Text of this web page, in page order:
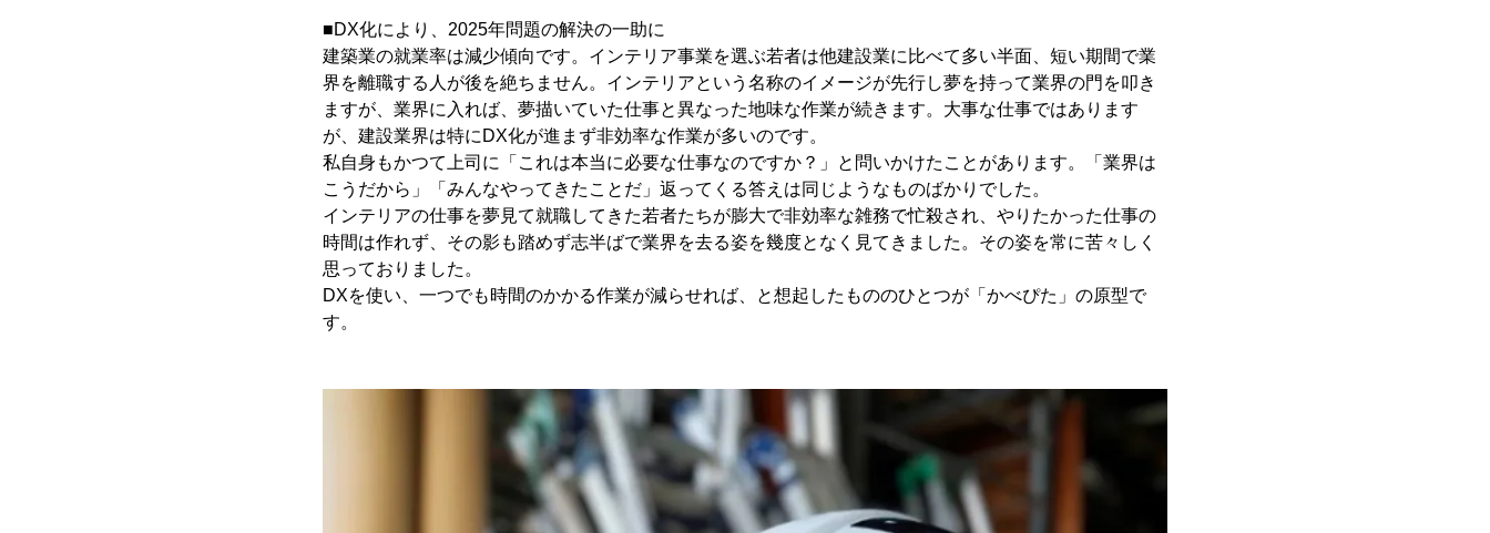
■DX化により、2025年問題の解決の一助に
建築業の就業率は減少傾向です。インテリア事業を選ぶ若者は他建設業に比べて多い半面、短い期間で業
界を離職する人が後を絶ちません。インテリアという名称のイメージが先行し夢を持って業界の門を叩き
ますが、業界に入れば、夢描いていた仕事と異なった地味な作業が続きます。大事な仕事ではあります
が、建設業界は特にDX化が進まず非効率な作業が多いのです。
私自身もかつて上司に「これは本当に必要な仕事なのですか？」と問いかけたことがあります。「業界は
こうだから」「みんなやってきたことだ」返ってくる答えは同じようなものばかりでした。
インテリアの仕事を夢見て就職してきた若者たちが膨大で非効率な雑務で忙殺され、やりたかった仕事の
時間は作れず、その影も踏めず志半ばで業界を去る姿を幾度となく見てきました。その姿を常に苦々しく
思っておりました。
DXを使い、一つでも時間のかかる作業が減らせれば、と想起したもののひとつが「かべぴた」の原型で
す。